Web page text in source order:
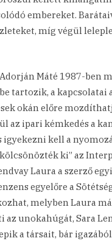
embereket.
míg végül
Máté 1987-ben
tartozik, a kapcsolatai
okán előre
az ipari kémkedés a
igyekezni kell a
ki” az
Laura a szerző
egyelőre a
melyben Laura
az unokahúgát, Sara
a társait, bár